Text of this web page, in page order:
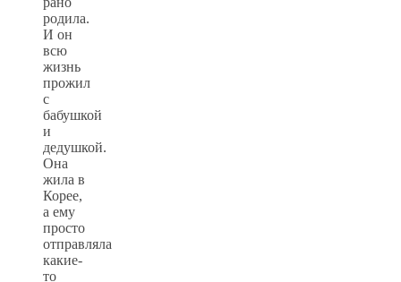
родила.
И он
всю
жизнь
прожил
с
бабушкой
и
дедушкой.
Она
жила в
Корее,
а ему
просто
отправляла
какие-
то